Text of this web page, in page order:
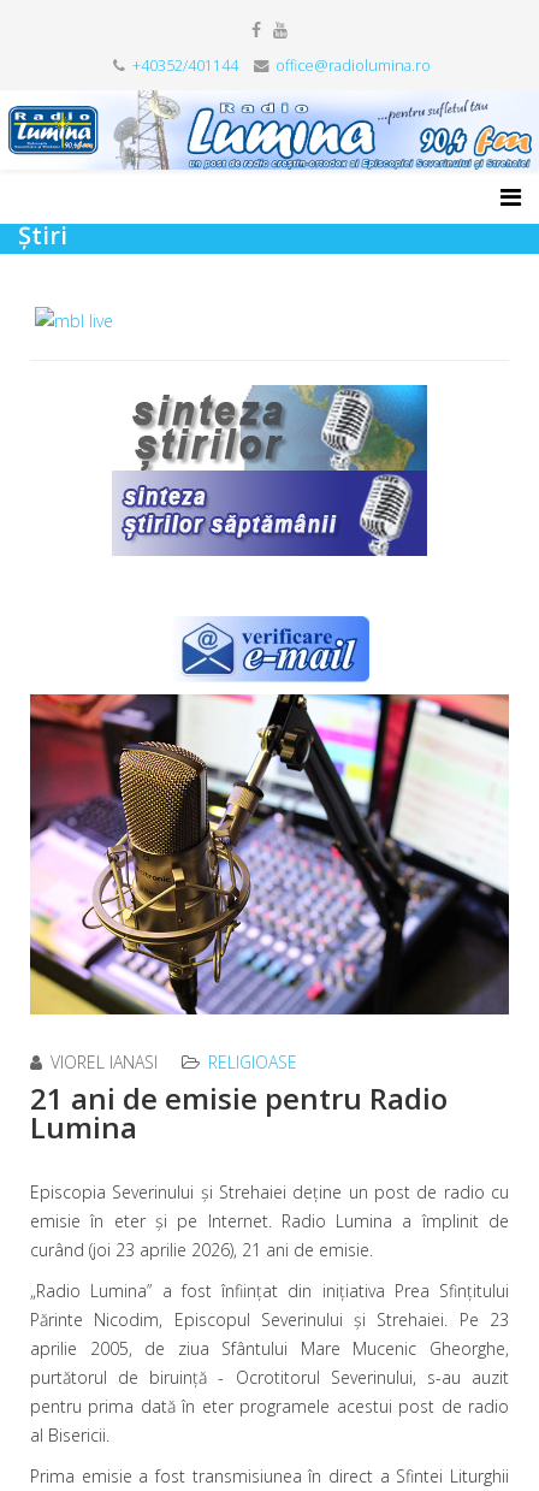
+40352/401144 office@radiolumina.ro
Știri
VIOREL IANASI RELIGIOASE
21 ani de emisie pentru Radio
Lumina
Episcopia Severinului şi Strehaiei deţine un post de radio cu
emisie în eter și pe Internet. Radio Lumina a împlinit de
curând (joi 23 aprilie 2026), 21 ani de emisie.
„Radio Lumina” a fost înfiinţat din iniţiativa Prea Sfinţitului
Părinte Nicodim, Episcopul Severinului şi Strehaiei. Pe 23
aprilie 2005, de ziua Sfântului Mare Mucenic Gheorghe,
purtătorul de biruinţă - Ocrotitorul Severinului, s-au auzit
pentru prima dată în eter programele acestui post de radio
al Bisericii.
Prima emisie a fost transmisiunea în direct a Sfintei Liturghii